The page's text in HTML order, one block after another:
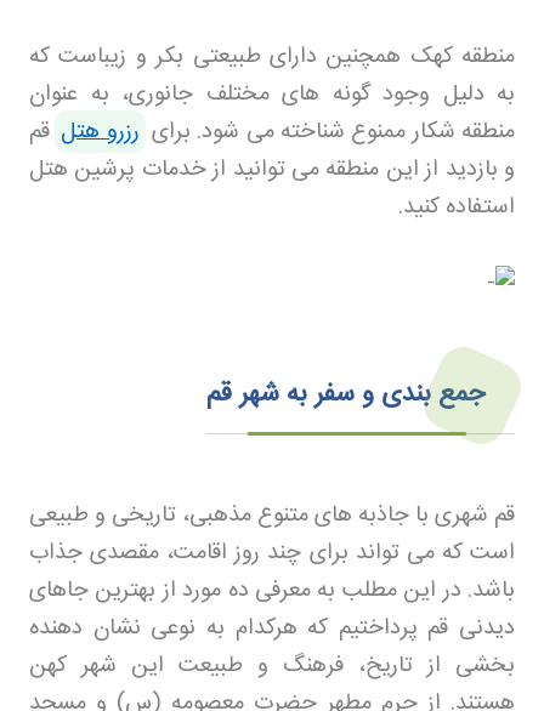
منطقه کهک همچنین دارای طبیعتی بکر و زیباست که
به دلیل وجود گونه های مختلف جانوری، به عنوان
منطقه شکار ممنوع شناخته می شود. برای رزرو هتل قم
و بازدید از این منطقه می توانید از خدمات پرشین هتل
استفاده کنید.
جمع‌ بندی و سفر به شهر قم
قم شهری با جاذبه های متنوع مذهبی، تاریخی و طبیعی
است که می تواند برای چند روز اقامت، مقصدی جذاب
باشد. در این مطلب به معرفی ده مورد از بهترین جاهای
دیدنی قم پرداختیم که هرکدام به نوعی نشان دهنده
بخشی از تاریخ، فرهنگ و طبیعت این شهر کهن
هستند. از حرم مطهر حضرت معصومه (س) و مسجد